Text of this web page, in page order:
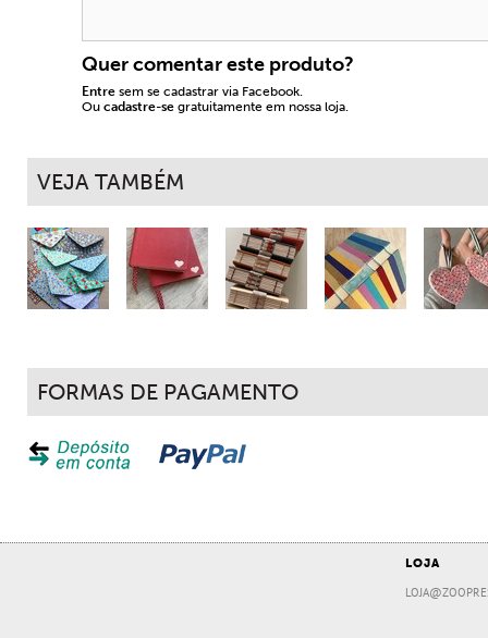
Quer comentar este produto?
Entre sem se cadastrar via Facebook.
Ou cadastre-se gratuitamente em nossa loja.
VEJA TAMBÉM
FORMAS DE PAGAMENTO
LOJA